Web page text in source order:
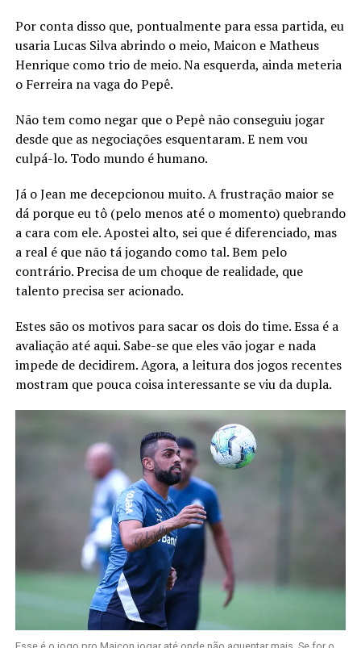
Por conta disso que, pontualmente para essa partida, eu
usaria Lucas Silva abrindo o meio, Maicon e Matheus
Henrique como trio de meio. Na esquerda, ainda meteria
o Ferreira na vaga do Pepê.
Não tem como negar que o Pepê não conseguiu jogar
desde que as negociações esquentaram. E nem vou
culpá-lo. Todo mundo é humano.
Já o Jean me decepcionou muito. A frustração maior se
dá porque eu tô (pelo menos até o momento) quebrando
a cara com ele. Apostei alto, sei que é diferenciado, mas
a real é que não tá jogando como tal. Bem pelo
contrário. Precisa de um choque de realidade, que
talento precisa ser acionado.
Estes são os motivos para sacar os dois do time. Essa é a
avaliação até aqui. Sabe-se que eles vão jogar e nada
impede de decidirem. Agora, a leitura dos jogos recentes
mostram que pouca coisa interessante se viu da dupla.